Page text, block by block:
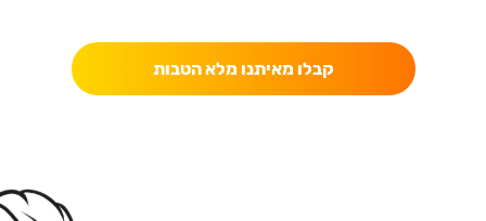
קבלו מאיתנו מלא הטבות